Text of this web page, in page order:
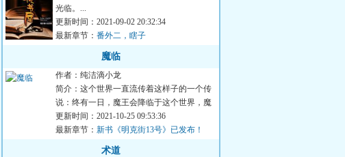
光临。...
更新时间：2021-09-02 20:32:34
最新章节： 番外二，瞎子
魔临
作者：纯洁滴小龙
简介：这个世界一直流传着这样子的一个传
说：终有一日，魔王会降临于这个世界，魔
王的麾下，有七尊恐怖的...
更新时间：2021-10-25 09:53:36
最新章节： 新书《明克街13号》已发布！
术道